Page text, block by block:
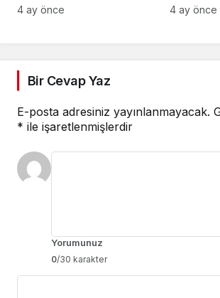
Voleybol Turnuvası
4 ay önce
Tenis
4 ay önce
Bir Cevap Yaz
E-posta adresiniz yayınlanmayacak.
* ile işaretlenmişlerdir
Yorumunuz
0/30 karakter